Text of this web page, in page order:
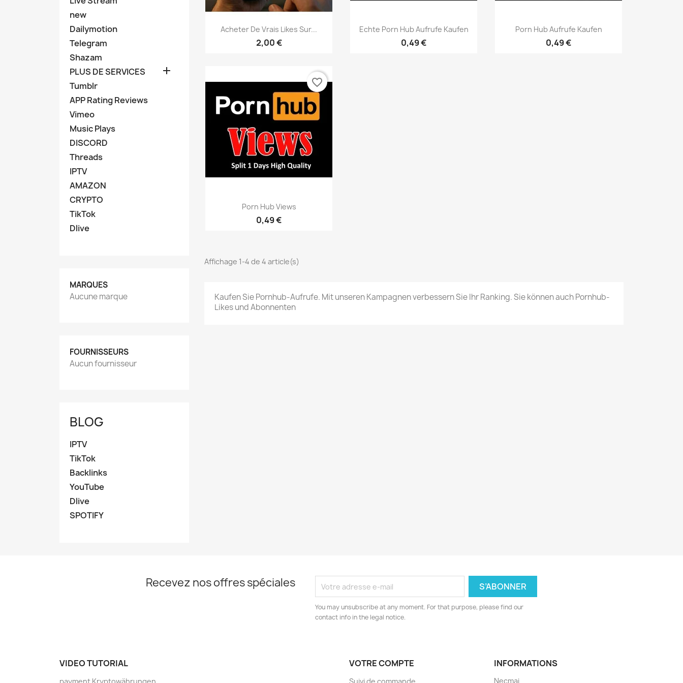
new
Dailymotion
Telegram
Shazam
PLUS DE SERVICES

Tumblr
APP Rating Reviews
Vimeo
Music Plays
DISCORD
Threads
IPTV
AMAZON
CRYPTO
TikTok
Dlive
MARQUES
Aucune marque
FOURNISSEURS
Aucun fournisseur
BLOG
IPTV
TikTok
Backlinks
YouTube
Dlive
SPOTIFY
Aperçu rapide
Acheter De Vrais Likes Sur...
2,00 €
Aperçu rapide
Echte Porn Hub Aufrufe Kaufen
0,49 €
Aperçu rapide
Porn Hub Aufrufe Kaufen
0,49 €
Aperçu rapide
Porn Hub Views
0,49 €
favorite_border
Affichage 1-4 de 4 article(s)
Kaufen Sie Pornhub-Aufrufe. Mit unseren Kampagnen verbessern Sie Ihr Ranking. Sie können auch Pornhub-
Likes und Abonnenten
Recevez nos offres spéciales
You may unsubscribe at any moment. For that purpose, please find our
contact info in the legal notice.
VIDEO TUTORIAL VOTRE COMPTE INFORMATIONS
Necmai